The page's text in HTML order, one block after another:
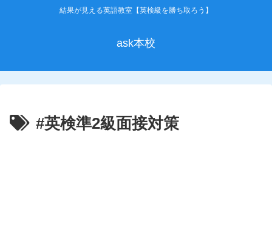
結果が見える英語教室【英検級を勝ち取ろう】
ask本校
#英検準2級面接対策